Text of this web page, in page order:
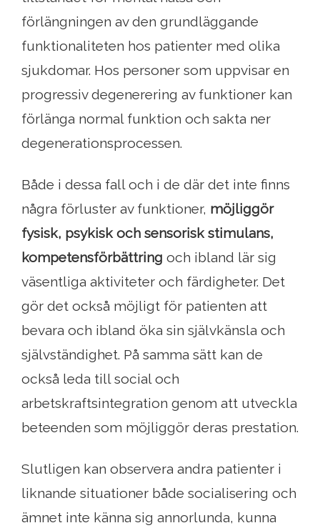
förlängningen av den grundläggande
funktionaliteten hos patienter med olika
sjukdomar. Hos personer som uppvisar en
progressiv degenerering av funktioner kan
förlänga normal funktion och sakta ner
degenerationsprocessen.
Både i dessa fall och i de där det inte finns
några förluster av funktioner, möjliggör
fysisk, psykisk och sensorisk stimulans,
kompetensförbättring och ibland lär sig
väsentliga aktiviteter och färdigheter. Det
gör det också möjligt för patienten att
bevara och ibland öka sin självkänsla och
självständighet. På samma sätt kan de
också leda till social och
arbetskraftsintegration genom att utveckla
beteenden som möjliggör deras prestation.
Slutligen kan observera andra patienter i
liknande situationer både socialisering och
ämnet inte känna sig annorlunda, kunna